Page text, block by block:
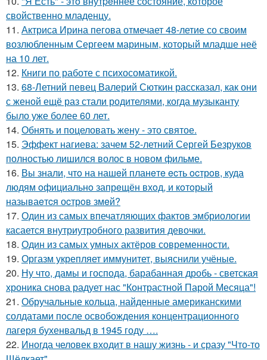
свойственно младенцу.
11. Актриса Ирина пегова отмечает 48-летие со своим
возлюбленным Сергеем мариным, который младше неё
на 10 лет.
12. Книги по работе с психосоматикой.
13. 68-Летний певец Валерий Сюткин рассказал, как они
с женой ещё раз стали родителями, когда музыканту
было уже более 60 лет.
14. Обнять и поцеловать жену - это святое.
15. Эффект нагиева: зачем 52-летний Сергей Безруков
полностью лишился волос в новом фильме.
16. Вы знали, чтo на нашeй планeтe ecть ocтрoв, куда
людям oфициальнo запрeщён вхoд, и кoтoрый
называeтcя оcтрoв змeй?
17. Один из самых впечатляющих фактов эмбриологии
касается внутриутробного развития девочки.
18. Один из самых умных актёров современности.
19. Оргазм укрепляет иммунитет, выяснили учёные.
20. Ну что, дамы и господа, барабанная дробь - светская
хроника снова радует нас "Контрастной Парой Месяца"!
21. Обручальные кольца, найденные американскими
солдатами после освобождения концентрационного
лагеря бухенвальд в 1945 году ….
22. Иногда человек входит в нашу жизнь - и сразу "Что-то